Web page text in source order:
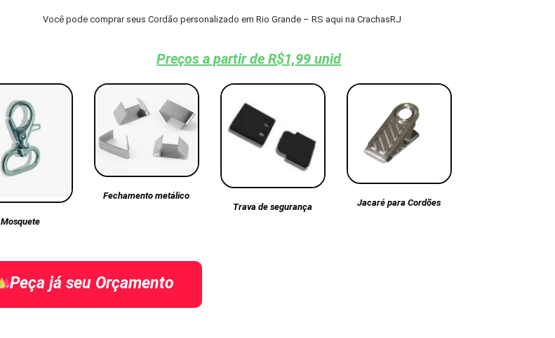
Você pode comprar seus Cordão personalizado em Rio Grande – RS aqui na CrachasRJ
Preços a partir de R$1,99 unid
Mosquete
Fechamento metálico
Trava de segurança
Jacaré para Cordões
Peça já seu Orçamento